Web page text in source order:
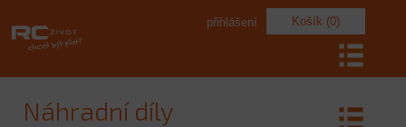
Košík (0)
přihlášení
Náhradní díly